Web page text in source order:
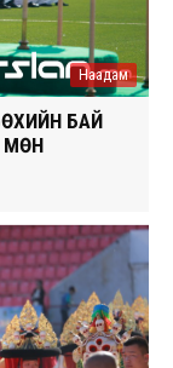
Наадам
БАЙ
МӨН